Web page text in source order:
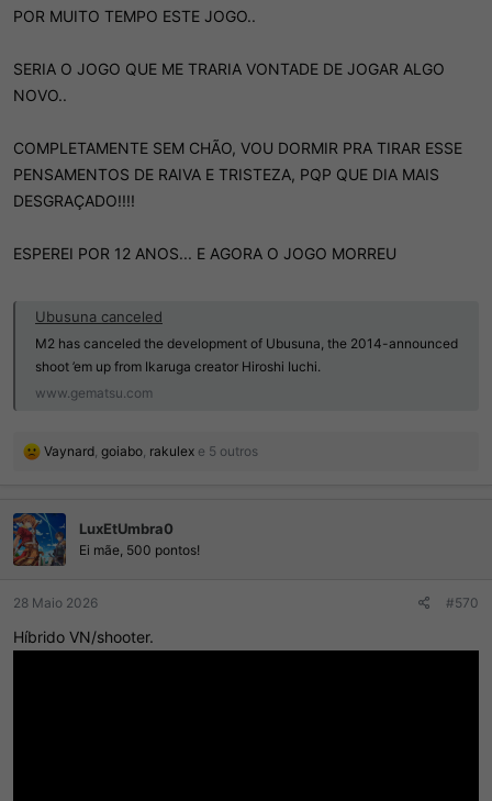
POR MUITO TEMPO ESTE JOGO..
SERIA O JOGO QUE ME TRARIA VONTADE DE JOGAR ALGO
NOVO..
COMPLETAMENTE SEM CHÃO, VOU DORMIR PRA TIRAR ESSE
PENSAMENTOS DE RAIVA E TRISTEZA, PQP QUE DIA MAIS
DESGRAÇADO!!!!
ESPEREI POR 12 ANOS... E AGORA O JOGO MORREU
Ubusuna canceled
M2 has canceled the development of Ubusuna, the 2014-announced
shoot ’em up from Ikaruga creator Hiroshi Iuchi.
www.gematsu.com
R
ç
õ
e
s
Vaynard, goiabo, rakulex e 5 outros
LuxEtUmbra0
Ei mãe, 500 pontos!
28 Maio 2026 #570
Híbrido VN/shooter.